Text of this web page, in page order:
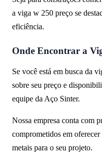
a viga w 250 preço se
eficiência.
Onde Encontrar a
Se você está em busca da
sobre seu preço e
equipe da Aço Sinter.
Nossa empresa conta com
comprometidos em
metais para o seu projeto.